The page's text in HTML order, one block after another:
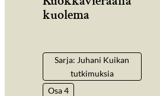
kuolema
Sarja: Juhani Kuikan
tutkimuksia
Osa 4